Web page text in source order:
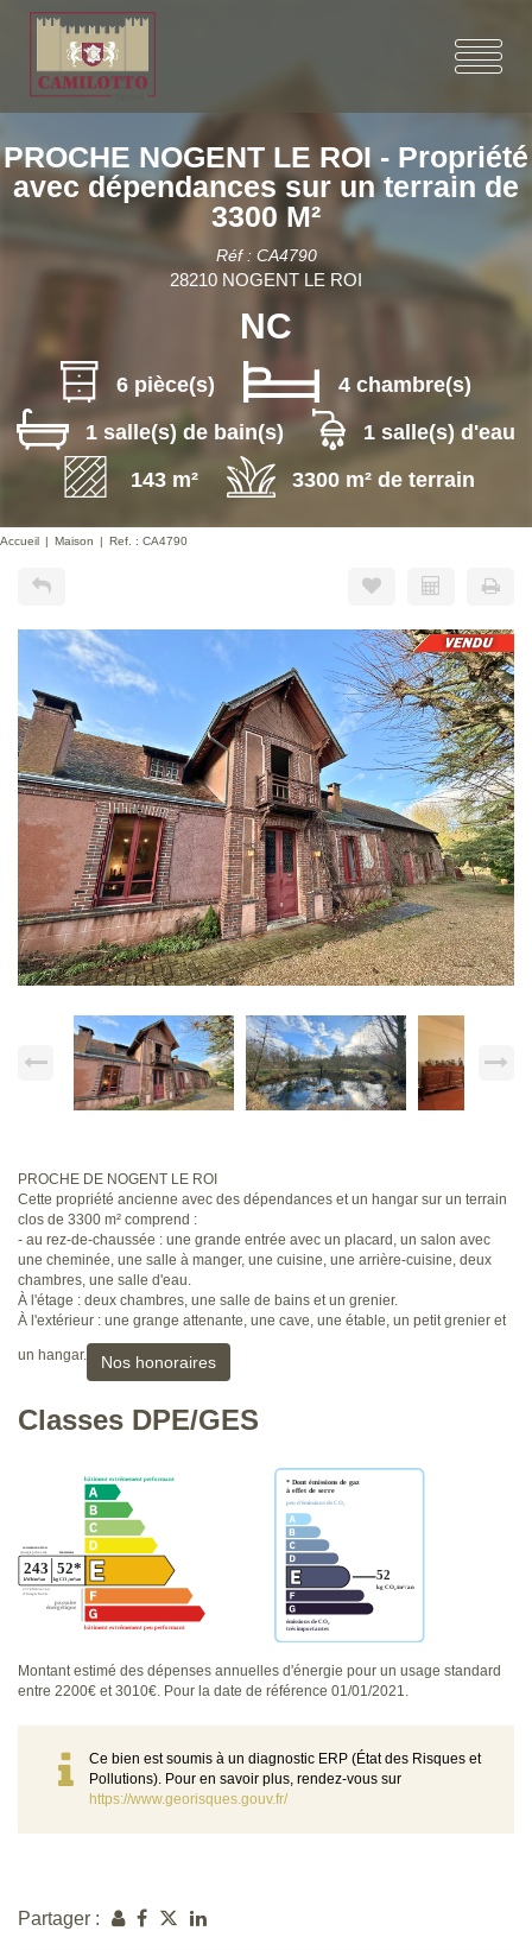
PROCHE NOGENT LE ROI - Propriété
avec dépendances sur un terrain de
3300 M²
Réf : CA4790
28210 NOGENT LE ROI
NC
6 pièce(s)
4 chambre(s)
1 salle(s) de bain(s)
1 salle(s) d'eau
143 m²
3300 m² de terrain
Accueil Maison Ref. : CA4790
PROCHE DE NOGENT LE ROI
Cette propriété ancienne avec des dépendances et un hangar sur un terrain
clos de 3300 m² comprend :
- au rez-de-chaussée : une grande entrée avec un placard, un salon avec
une cheminée, une salle à manger, une cuisine, une arrière-cuisine, deux
chambres, une salle d'eau.
À l'étage : deux chambres, une salle de bains et un grenier.
À l'extérieur : une grange attenante, une cave, une étable, un petit grenier et
un hangar. Nos honoraires
Classes DPE/GES
Montant estimé des dépenses annuelles d'énergie pour un usage standard
entre 2200€ et 3010€. Pour la date de référence 01/01/2021.
Ce bien est soumis à un diagnostic ERP (État des Risques et
Pollutions). Pour en savoir plus, rendez-vous sur
https://www.georisques.gouv.fr/
Partager :